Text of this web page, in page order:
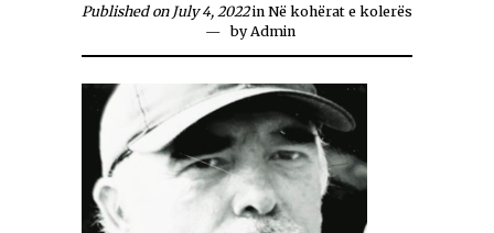
Published on July 4, 2022 in Në kohërat e kolerës
byAdmin